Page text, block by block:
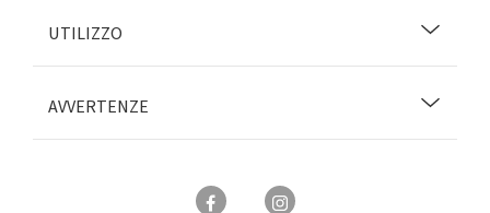
UTILIZZO
AVVERTENZE